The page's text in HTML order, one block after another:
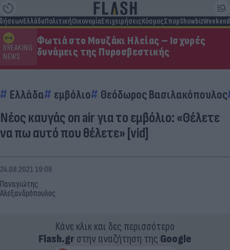
ΕλλάδαΠολιτικήΟικονομίαΕπιχειρήσειςΚόσμοςΣπορShowbizWeekend
BREAKING
NEWS
Φωτιά στο Μουζάκι Ηλείας – Ισχυρές
δυνάμεις της Πυροσβεστικής
Ελλάδα εμβόλιο Θεόδωρος Βασιλακόπουλος
Νέος καυγάς on air για το εμβόλιο: «Θέλετε
να πω αυτό που θέλετε» [vid]
Παναγιώτης
Αλεξανδρόπουλος
24.08.2021 19:06
Κάνε κλικ και δες περισσότερο
Flash.grστην αναζήτηση της Google